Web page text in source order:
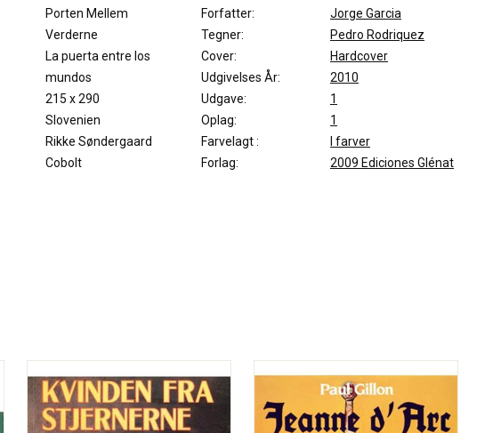
Porten Mellem
Verderne
La puerta entre los
mundos
215 x 290
Slovenien
Rikke Søndergaard
Cobolt
Forfatter:
Jorge Garcia
Tegner:
Pedro Rodriquez
Cover:
Hardcover
Udgivelses År:
2010
Udgave:
1
Oplag:
1
Farvelagt :
I farver
Forlag:
2009 Ediciones Glénat